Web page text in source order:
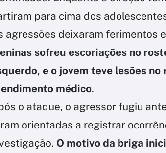
para cima dos
agressões deixaram ferimentos
sofreu escoriações no
e o jovem teve lesões no
médico.
o ataque, o agressor fugiu
orientadas a registrar
O motivo da briga